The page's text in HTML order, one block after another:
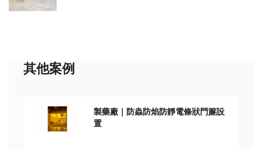
其他案例
製藥廠｜防蟲防焰防靜電條狀門簾設
置